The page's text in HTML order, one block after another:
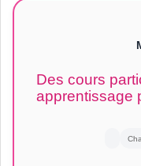
Des cours
apprentissage